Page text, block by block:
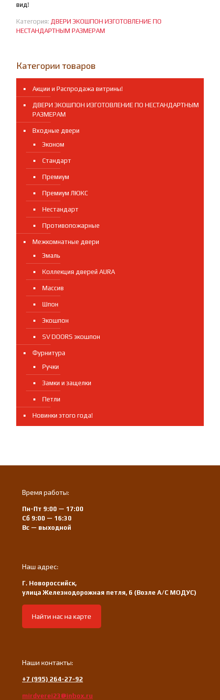
вид!
Категория: ДВЕРИ ЭКОШПОН ИЗГОТОВЛЕНИЕ ПО
НЕСТАНДАРТНЫМ РАЗМЕРАМ
Категории товаров
Акции и Распродажа витрины!
ДВЕРИ ЭКОШПОН ИЗГОТОВЛЕНИЕ ПО НЕСТАНДАРТНЫМ
РАЗМЕРАМ
Входные двери
Эконом
Стандарт
Премиум
Премиум ЛЮКС
Нестандарт
Противопожарные
Межкомнатные двери
Эмаль
Коллекция дверей AURA
Массив
Шпон
Экошпон
SV DOORS экошпон
Фурнитура
Ручки
Замки и защелки
Петли
Новинки этого года!
Время работы:
Пн-Пт 9:00 — 17:00
Сб 9:00 — 16:30
Вс — выходной
Наш адрес:
Г. Новороссийск,
улица Железнодорожная петля, 6 (Возле А/С МОДУС)
Найти нас на карте
Наши контакты:
+7 (995) 264-27-92
mirdverei23@inbox.ru